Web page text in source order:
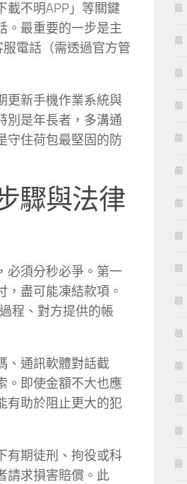
載不明APP」等關鍵
。最重要的一步是主
電話（需透過官方管
更新手機作業系統與
別是年長者，多溝通
守住荷包最堅固的防
驟與法律
必須分秒必爭。第一
盡可能凍結款項。
程、對方提供的帳
、通訊軟體對話截
。即使金額不大也應
有助於阻止更大的犯
有期徒刑、拘役或科
請求損害賠償。此